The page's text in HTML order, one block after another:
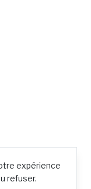
expérience
refuser.